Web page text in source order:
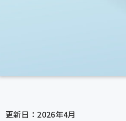
更新日：2026年4月